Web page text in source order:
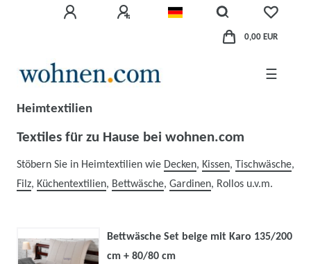
0,00 EUR
☰
Heimtextilien
Textiles für zu Hause bei wohnen.com
Stöbern Sie in Heimtextilien wie Decken, Kissen, Tischwäsche,
Filz, Küchentextilien, Bettwäsche, Gardinen, Rollos u.v.m.
Bettwäsche Set beige mit Karo 135/200
cm + 80/80 cm